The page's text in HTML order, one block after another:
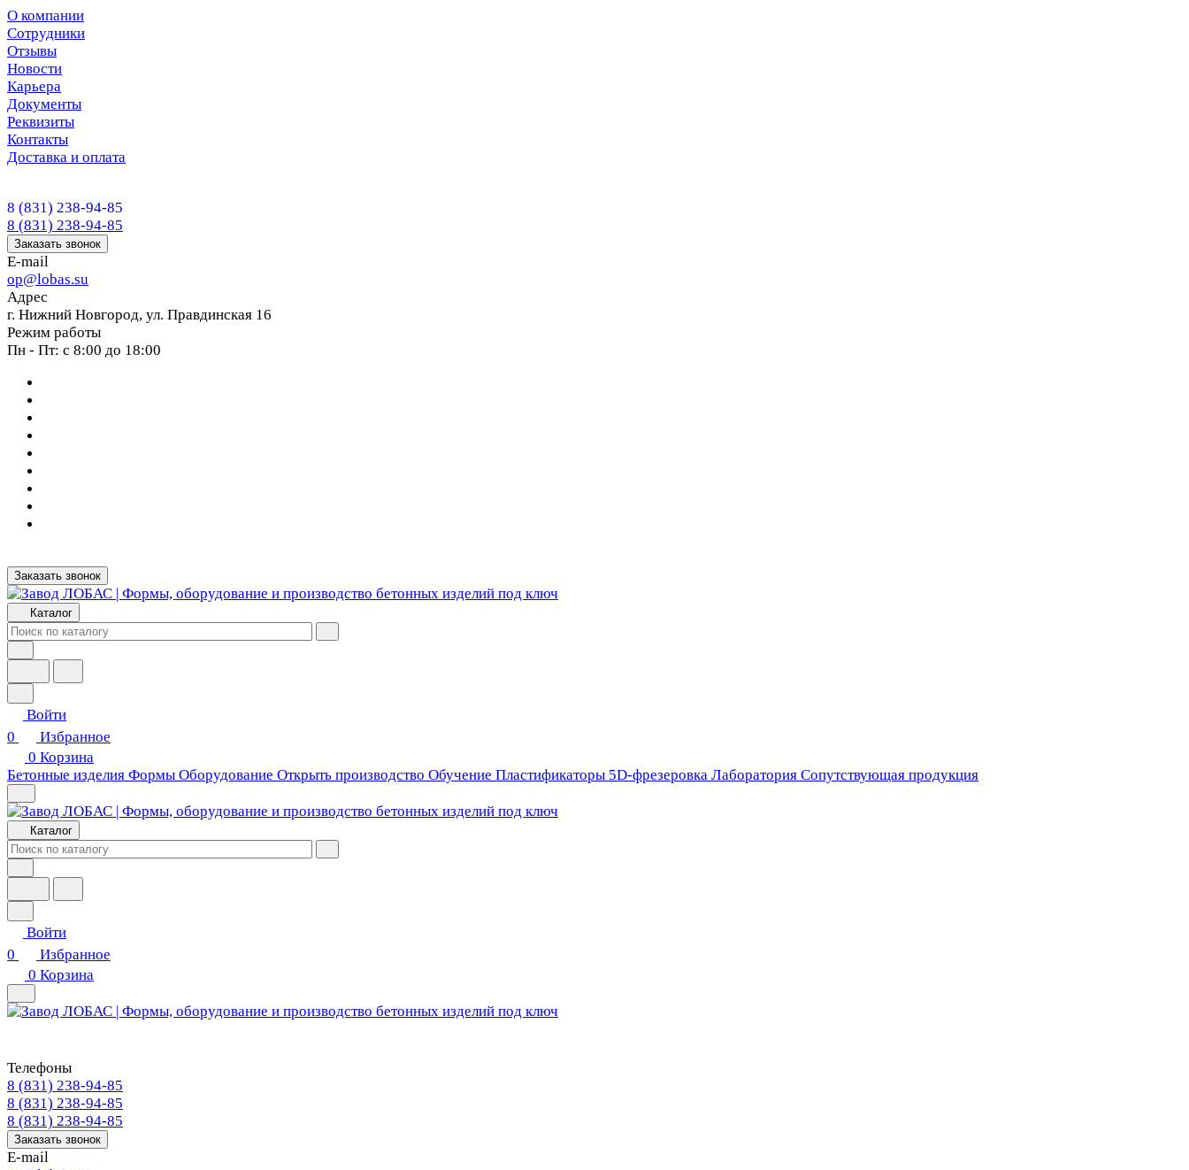
О компании
Сотрудники
Отзывы
Новости
Карьера
Документы
Реквизиты
Контакты
Доставка и оплата
8 (831) 238-94-85
8 (831) 238-94-85
Заказать звонок
E-mail
op@lobas.su
Адрес
г. Нижний Новгород, ул. Правдинская 16
Режим работы
Пн - Пт: с 8:00 до 18:00
Заказать звонок
Каталог
Войти
0
Избранное
0 Корзина
Бетонные изделия Формы Оборудование Открыть производство Обучение Пластификаторы 5D-фрезеровка Лаборатория Сопутствующая продукция
Каталог
Войти
0
Избранное
0 Корзина
Телефоны
8 (831) 238-94-85
8 (831) 238-94-85
8 (831) 238-94-85
Заказать звонок
E-mail